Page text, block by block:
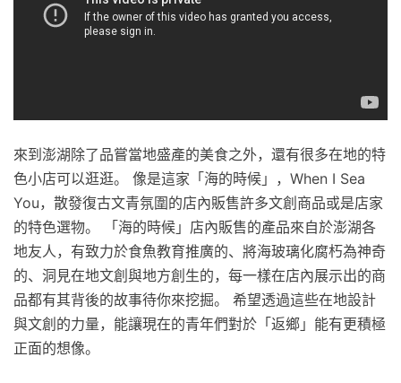
來到澎湖除了品嘗當地盛產的美食之外，還有很多在地的特
色小店可以逛逛。 像是這家「海的時候」，When I Sea
You，散發復古文青氛圍的店內販售許多文創商品或是店家
的特色選物。 「海的時候」店內販售的產品來自於澎湖各
地友人，有致力於食魚教育推廣的、將海玻璃化腐朽為神奇
的、洞見在地文創與地方創生的，每一樣在店內展示出的商
品都有其背後的故事待你來挖掘。 希望透過這些在地設計
與文創的力量，能讓現在的青年們對於「返鄉」能有更積極
正面的想像。